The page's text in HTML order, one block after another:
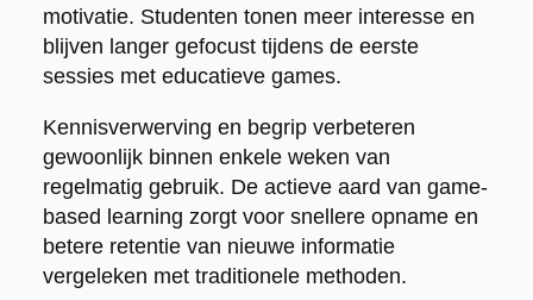
motivatie. Studenten tonen meer interesse en
blijven langer gefocust tijdens de eerste
sessies met educatieve games.
Kennisverwerving en begrip verbeteren
gewoonlijk binnen enkele weken van
regelmatig gebruik. De actieve aard van game-
based learning zorgt voor snellere opname en
betere retentie van nieuwe informatie
vergeleken met traditionele methoden.